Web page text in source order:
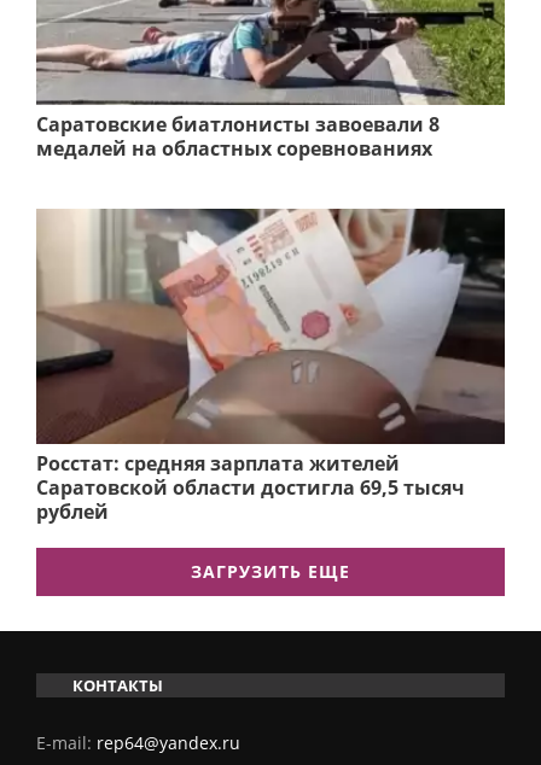
Саратовские биатлонисты завоевали 8
медалей на областных соревнованиях
Росстат: средняя зарплата жителей
Саратовской области достигла 69,5 тысяч
рублей
ЗАГРУЗИТЬ ЕЩЕ
КОНТАКТЫ
E-mail: rep64@yandex.ru